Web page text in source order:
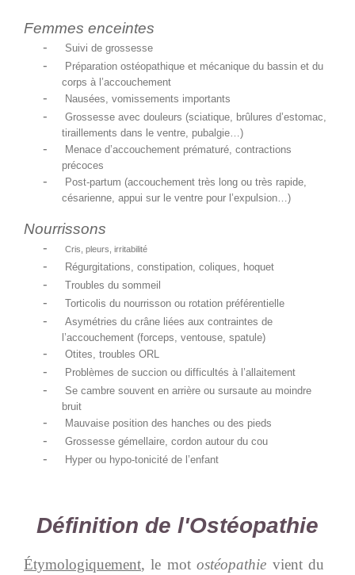
Femmes enceintes
- Suivi de grossesse
-
Préparation ostéopathique et mécanique du bassin et du
corps à l’accouchement
- Nausées, vomissements importants
-
Grossesse avec douleurs (sciatique, brûlures d’estomac,
tiraillements dans le ventre, pubalgie…)
-
Menace d’accouchement prématuré, contractions
précoces
-
Post-partum (accouchement très long ou très rapide,
césarienne, appui sur le ventre pour l’expulsion…)
Nourrissons
- Cris, pleurs, irritabilité
- Régurgitations, constipation, coliques, hoquet
- Troubles du sommeil
- Torticolis du nourrisson ou rotation préférentielle
-
Asymétries du crâne liées aux contraintes de
l’accouchement (forceps, ventouse, spatule)
- Otites, troubles ORL
- Problèmes de succion ou difficultés à l’allaitement
-
Se cambre souvent en arrière ou sursaute au moindre
bruit
- Mauvaise position des hanches ou des pieds
- Grossesse gémellaire, cordon autour du cou
- Hyper ou hypo-tonicité de l’enfant
Définition de l'Ostéopathie
Étymologiquement, le motostéopathie vient du